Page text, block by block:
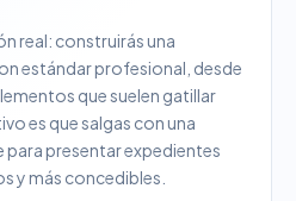
real: construirás una
estándar profesional, desde
que suelen gatillar
es que salgas con una
presentar expedientes
y más concedibles.